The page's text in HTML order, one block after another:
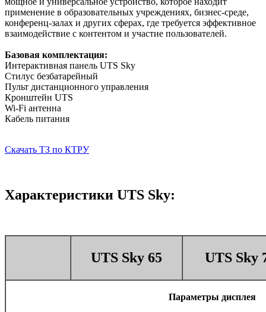
применение в образовательных учреждениях, бизнес-среде,
конференц-залах и других сферах, где требуется эффективное
взаимодействие с контентом и участие пользователей.
Базовая комплектация:
Интерактивная панель UTS Sky
Стилус безбатарейный
Пульт дистанционного управления
Кронштейн UTS
Wi-Fi антенна
Кабель питания
Скачать ТЗ по КТРУ
Характеристики UTS Sky:
UTS Sky 65 UTS Sky
Параметры дисплея